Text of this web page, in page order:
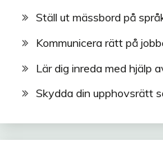
Ställ ut mässbord på
Kommunicera rätt på
Lär dig inreda med hjälp
Skydda din upphovsrätt